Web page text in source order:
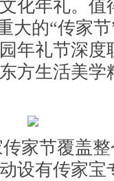
化年礼。值
大的“传家
年礼节深度
方生活美
家节覆盖
设有传家宝